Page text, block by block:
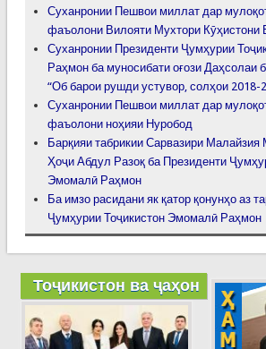
Суханронии Пешвои миллат дар
фаъолони Вилояти Мухтори Кӯҳистони
Суханронии Президенти Ҷумҳурии
Раҳмон ба муносибати оғози Даҳсолаи
“Об барои рушди устувор, солҳои 2018-
Суханронии Пешвои миллат дар
фаъолони ноҳияи Нуробод
Барқияи табрикии Сарвазири
Ҳоҷи Абдул Разоқ ба Президенти
Эмомалӣ Раҳмон
Ба имзо расидани як қатор қонунҳо аз
Ҷумҳурии Тоҷикистон Эмомалӣ Раҳмон
Тоҷикистон ва ҷаҳон